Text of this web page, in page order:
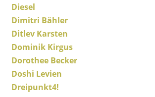
Boîtes de rangement
Couvertures
Coussins
Tapis
Rideaux
Diesel
Dimitri Bähler
Ditlev Karsten
Dominik Kirgus
Dorothee Becker
Doshi Levien
Dreipunkt4!